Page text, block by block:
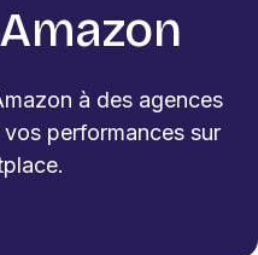
à des agences
performances sur